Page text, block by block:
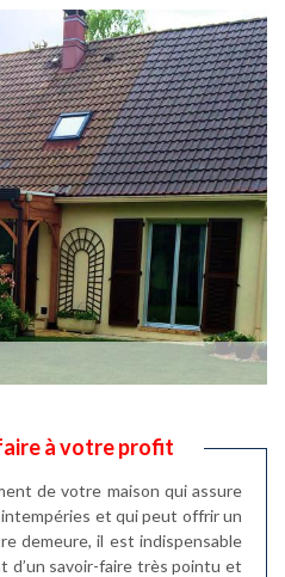
à votre profit
de votre maison qui assure
et qui peut offrir un
demeure, il est indispensable
d’un savoir-faire très pointu et